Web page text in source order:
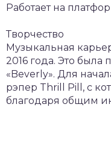
Работает на
Творчество
Музыкальная
2016 года. Это
«Beverly». Для
рэпер Thrill Pill, с
благодаря общим